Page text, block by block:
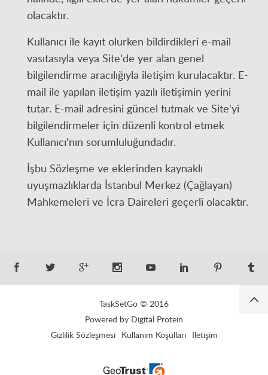
olacaktır.
Kullanıcı ile kayıt olurken bildirdikleri e-mail
vasıtasıyla veya Site'de yer alan genel
bilgilendirme aracılığıyla iletişim kurulacaktır. E-
mail ile yapılan iletişim yazılı iletişimin yerini
tutar. E-mail adresini güncel tutmak ve Site'yi
bilgilendirmeler için düzenli kontrol etmek
Kullanıcı'nın sorumluluğundadır.
İşbu Sözleşme ve eklerinden kaynaklı
uyuşmazlıklarda İstanbul Merkez (Çağlayan)
Mahkemeleri ve İcra Daireleri geçerli olacaktır.
TaskSetGo © 2016
Powered by Digital Protein
Gizlilik Sözleşmesi
Kullanım Koşulları İletişim